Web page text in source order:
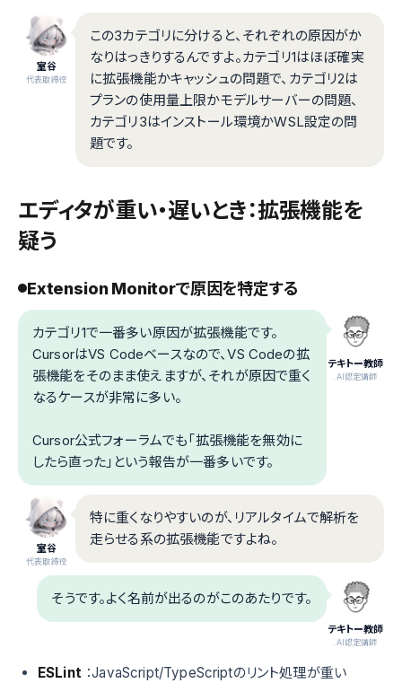
室谷
代表取締役
この3カテゴリに分けると、それぞれの原因がか
なりはっきりするんですよ。カテゴリ1はほぼ確実
に拡張機能かキャッシュの問題で、カテゴリ2は
プランの使用量上限かモデルサーバーの問題、
カテゴリ3はインストール環境かWSL設定の問
題です。
エディタが重い・遅いとき：拡張機能を
疑う
Extension Monitorで原因を特定する
テキトー教師
.AI認定講師
カテゴリ1で一番多い原因が拡張機能です。
CursorはVS Codeベースなので、VS Codeの拡
張機能をそのまま使えますが、それが原因で重く
なるケースが非常に多い。
Cursor公式フォーラムでも「拡張機能を無効に
したら直った」という報告が一番多いです。
室谷
代表取締役
特に重くなりやすいのが、リアルタイムで解析を
走らせる系の拡張機能ですよね。
テキトー教師
.AI認定講師
そうです。よく名前が出るのがこのあたりです。
ESLint ：JavaScript/TypeScriptのリント処理が重い